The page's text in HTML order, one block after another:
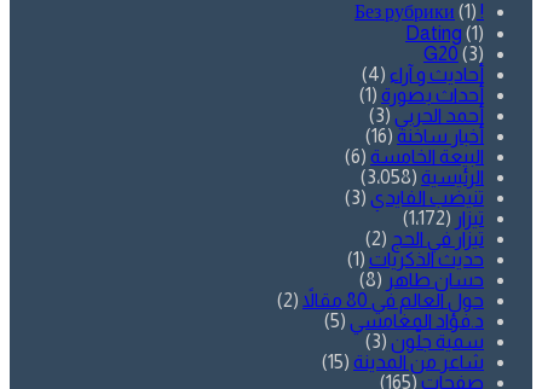
! Без рубрики
(1)
Dating (1)
G20 (3)
أحاديث و آراء (4)
أحداث بصورة (1)
أحمد الحربي (3)
أخبار ساخنة (16)
البيعة الخامسة (6)
الرئيسية (3٬058)
تنيضب الفايدي (3)
تيزار (1٬172)
تيزار في الحج (2)
حديث الذكريات (1)
حسان طاهر (8)
حول العالم في 80 مقالاً
(2)
د.فؤاد المغامسي (5)
سمية جلّون (3)
شاعر من المدينة (15)
صفحات (165)